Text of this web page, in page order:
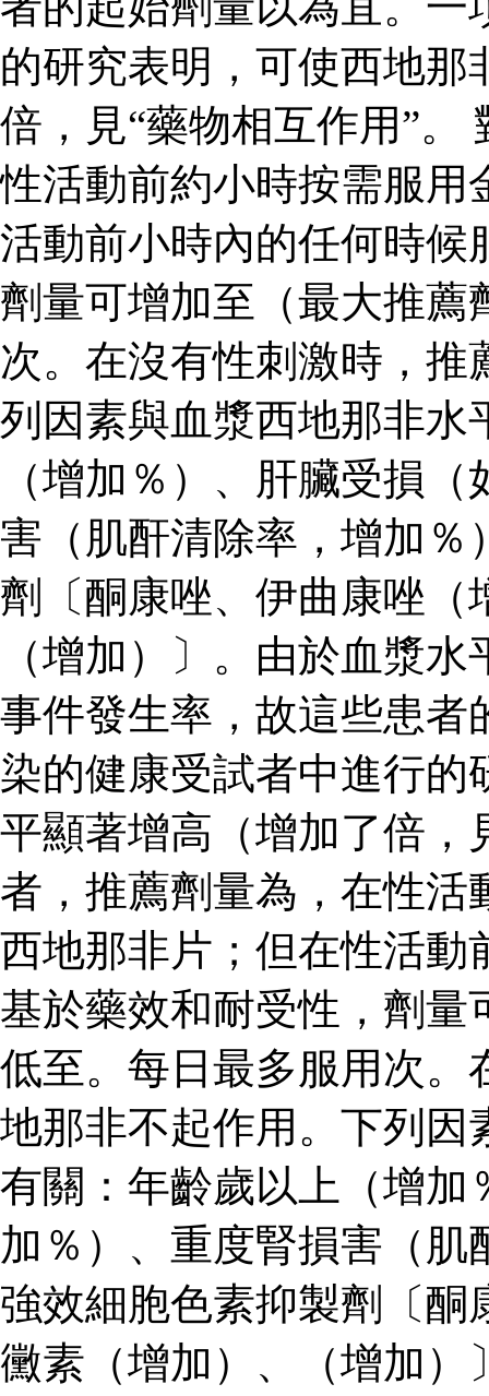
的研究表明，可使西地
倍，見“藥物相互作用”。
性活動前約小時按需服用
活動前小時內的任何時候
劑量可增加至（最大推薦
次。在沒有性刺激時，
列因素與血漿西地那非水
（增加％）、肝臟受損
害（肌酐清除率，增加％
劑〔酮康唑、伊曲康唑（
（增加）〕。由於血漿
事件發生率，故這些患者
染的健康受試者中進行的
平顯著增高（增加了倍，
者，推薦劑量為，在性活
西地那非片；但在性活動
基於藥效和耐受性，劑量
低至。每日最多服用次。
地那非不起作用。下列因
有關：年齡歲以上（增加
加％）、重度腎損害（
強效細胞色素抑製劑〔酮
黴素（增加）、（增加）